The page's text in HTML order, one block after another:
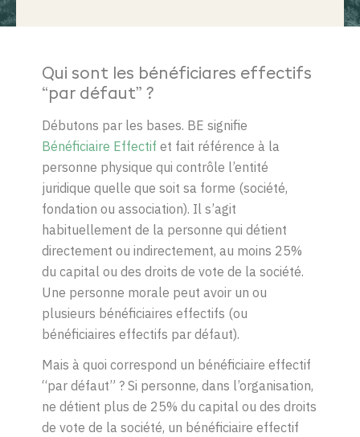
Qui sont les bénéficiares effectifs
“par défaut” ?
Débutons par les bases. BE signifie
Bénéficiaire Effectif et fait référence à la
personne physique qui contrôle l’entité
juridique quelle que soit sa forme (société,
fondation ou association). Il s’agit
habituellement de la personne qui détient
directement ou indirectement, au moins 25%
du capital ou des droits de vote de la société.
Une personne morale peut avoir un ou
plusieurs bénéficiaires effectifs (ou
bénéficiaires effectifs par défaut).
Mais à quoi correspond un bénéficiaire effectif
“par défaut” ? Si personne, dans l’organisation,
ne détient plus de 25% du capital ou des droits
de vote de la société, un bénéficiaire effectif